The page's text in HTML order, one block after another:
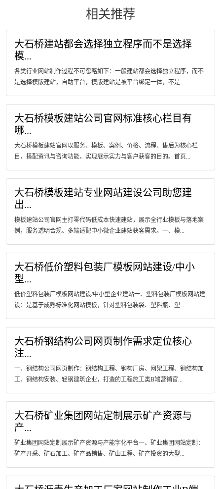
相关推荐
大石桥建站都会选择独立程序而不是选择
模...
各类行业网站制作过程不可忽略如下：一般建站都会选择独立程序，而不
是选择模版建站，自助平台，模版建站是被平台绑定一体，不是...
大石桥模板建站公司官网标准核心栏目有
哪...
大石桥模板建站官网以服务、模板、案例、价格、流程、售后为核心栏
目，搭配资讯与咨询功能，实现展示实力与客户获客的目的。首页...
大石桥模板建站专业网站建设公司助您建
出...
模板建站公司官网主打零代码低成本快速建站，展示全行业模板与落地案
例，服务透明合规、多端适配中小微企业建站获客需求。一、模...
大石桥低价塑料包装厂模板网站建设/中小
型...
低价塑料包装厂模板网站建设/中小型企业建站一、塑料包装厂模板网站建
设：是基于成熟标准化网站模板，针对塑料包装袋、塑料瓶、塑...
大石桥钢结构公司网页制作需求定位核心
注...
一、钢结构公司网页制作：钢结构工程、钢构厂房、网架工程、钢结构加
工、钢结构安装、轻钢建筑企业，打造的工程施工类B端营销官...
大石桥矿业集团网站定制展示矿产资源与
产...
矿业集团网站定制展示矿产资源与产能字化平台一、矿业集团网站定制：
矿产开采、矿石加工、矿产品销售、矿山工程、矿产投资的大型...